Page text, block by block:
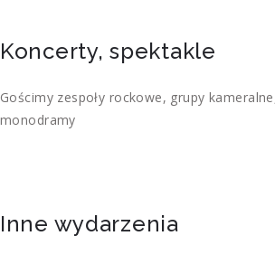
Koncerty, spektakle
Gościmy zespoły rockowe, grupy
monodramy
Inne wydarzenia